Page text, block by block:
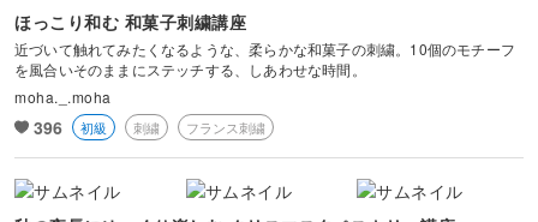
ほっこり和む 和菓子刺繍講座
近づいて触れてみたくなるような、柔らかな和菓子の刺繍。10個のモチーフ
を風合いそのままにステッチする、しあわせな時間。
moha._.moha
396 初級 刺繍 フランス刺繍